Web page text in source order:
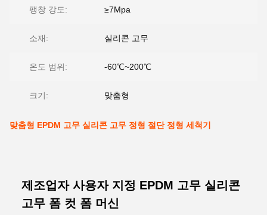
팽창 강도: ≥7Mpa
소재: 실리콘 고무
온도 범위: -60℃~200℃
크기: 맞춤형
맞춤형 EPDM 고무 실리콘 고무 정형 절단 정형 세척기
제조업자 사용자 지정 EPDM 고무 실리콘
고무 폼 컷 폼 머신